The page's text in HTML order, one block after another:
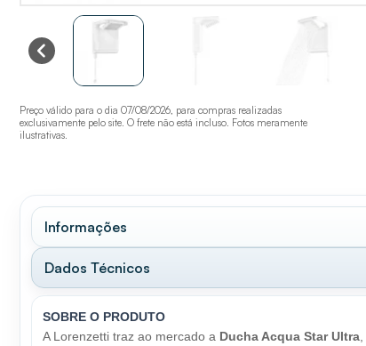
Preço válido para o dia 07/08/2026, para compras realizadas
exclusivamente pelo site. O frete não está incluso. Fotos meramente
ilustrativas.
Informações
Dados Técnicos
SOBRE O PRODUTO
A Lorenzetti traz ao mercado a Ducha Acqua Star Ultra